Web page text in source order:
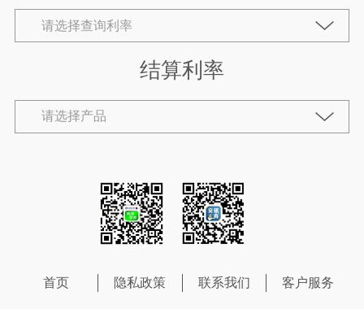
结算利率
首页 隐私政策 联系我们 客户服务